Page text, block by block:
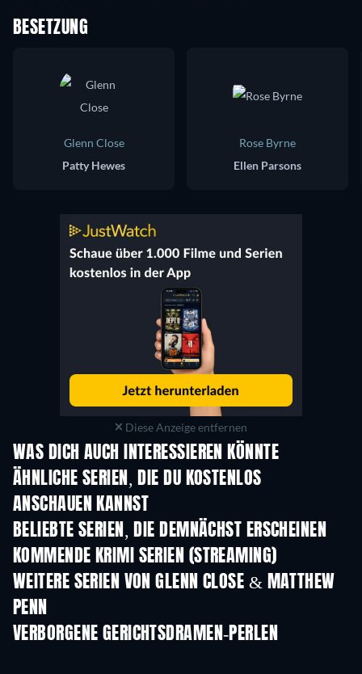
BESETZUNG
Glenn Close
Patty Hewes
Rose Byrne
Ellen Parsons
Diese Anzeige entfernen
WAS DICH AUCH INTERESSIEREN KÖNNTE
Serie Serie
ÄHNLICHE SERIEN, DIE DU KOSTENLOS
ANSCHAUEN KANNST
Serie
BELIEBTE SERIEN, DIE DEMNÄCHST ERSCHEINEN
Serie Serie
KOMMENDE KRIMI SERIEN (STREAMING)
Staffel 6 Staffel 2
WEITERE SERIEN VON GLENN CLOSE & MATTHEW
PENN
VERBORGENE GERICHTSDRAMEN-PERLEN
Serie Serie